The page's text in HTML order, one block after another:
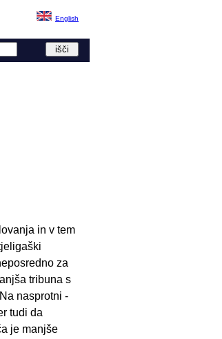
English
in v tem
za
tribuna s
nasprotni -
tudi da
je manjše